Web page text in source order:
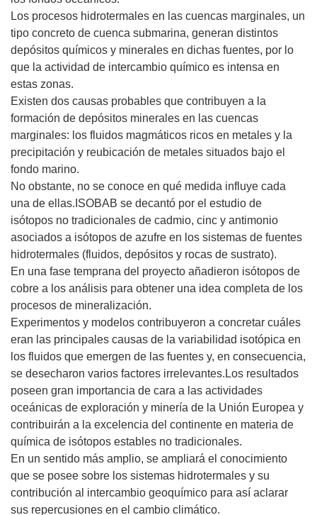
Los procesos hidrotermales en las cuencas marginales, un
tipo concreto de cuenca submarina, generan distintos
depósitos químicos y minerales en dichas fuentes, por lo
que la actividad de intercambio químico es intensa en
estas zonas.
Existen dos causas probables que contribuyen a la
formación de depósitos minerales en las cuencas
marginales: los fluidos magmáticos ricos en metales y la
precipitación y reubicación de metales situados bajo el
fondo marino.
No obstante, no se conoce en qué medida influye cada
una de ellas.ISOBAB se decantó por el estudio de
isótopos no tradicionales de cadmio, cinc y antimonio
asociados a isótopos de azufre en los sistemas de fuentes
hidrotermales (fluidos, depósitos y rocas de sustrato).
En una fase temprana del proyecto añadieron isótopos de
cobre a los análisis para obtener una idea completa de los
procesos de mineralización.
Experimentos y modelos contribuyeron a concretar cuáles
eran las principales causas de la variabilidad isotópica en
los fluidos que emergen de las fuentes y, en consecuencia,
se desecharon varios factores irrelevantes.Los resultados
poseen gran importancia de cara a las actividades
oceánicas de exploración y minería de la Unión Europea y
contribuirán a la excelencia del continente en materia de
química de isótopos estables no tradicionales.
En un sentido más amplio, se ampliará el conocimiento
que se posee sobre los sistemas hidrotermales y su
contribución al intercambio geoquímico para así aclarar
sus repercusiones en el cambio climático.